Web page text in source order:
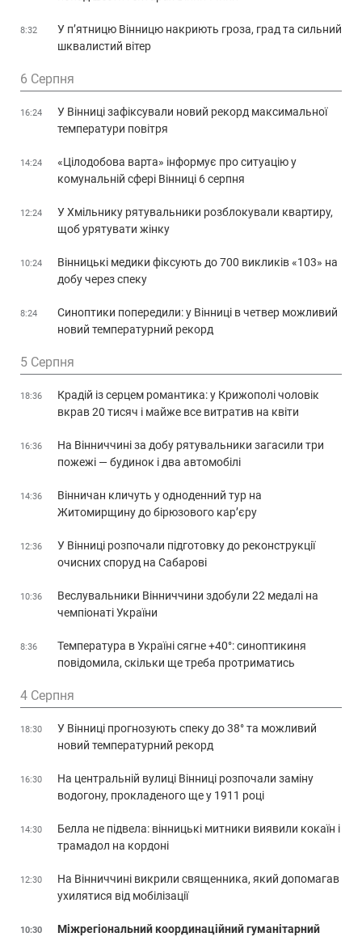
8:32
У п’ятницю Вінницю накриють гроза, град та сильний
шквалистий вітер
6 Серпня
16:24
У Вінниці зафіксували новий рекорд максимальної
температури повітря
14:24
«Цілодобова варта» інформує про ситуацію у
комунальній сфері Вінниці 6 серпня
12:24
У Хмільнику рятувальники розблокували квартиру,
щоб урятувати жінку
10:24
Вінницькі медики фіксують до 700 викликів «103» на
добу через спеку
8:24
Синоптики попередили: у Вінниці в четвер можливий
новий температурний рекорд
5 Серпня
18:36
Крадій із серцем романтика: у Крижополі чоловік
вкрав 20 тисяч і майже все витратив на квіти
16:36
На Вінниччині за добу рятувальники загасили три
пожежі — будинок і два автомобілі
14:36
Вінничан кличуть у одноденний тур на
Житомирщину до бірюзового кар’єру
12:36
У Вінниці розпочали підготовку до реконструкції
очисних споруд на Сабарові
10:36
Веслувальники Вінниччини здобули 22 медалі на
чемпіонаті України
8:36
Температура в Україні сягне +40°: синоптикиня
повідомила, скільки ще треба протриматись
4 Серпня
18:30
У Вінниці прогнозують спеку до 38° та можливий
новий температурний рекорд
16:30
На центральній вулиці Вінниці розпочали заміну
водогону, прокладеного ще у 1911 році
14:30
Белла не підвела: вінницькі митники виявили кокаїн і
трамадол на кордоні
12:30
На Вінниччині викрили священника, який допомагав
ухилятися від мобілізації
10:30
Міжрегіональний координаційний гуманітарний